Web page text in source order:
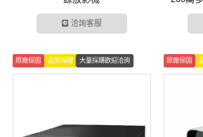
洽詢客服
原廠保固 品質保證 大量採購歡迎洽詢 原廠保固